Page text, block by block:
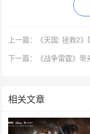
下一篇：《战争雷霆》带
相关文章